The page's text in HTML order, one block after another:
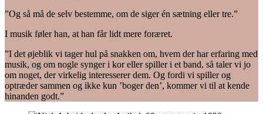
”Og så må de selv bestemme, om de siger én sætning eller tre.”
I musik føler han, at han får lidt mere foræret.
”I det øjeblik vi tager hul på snakken om, hvem der har erfaring med
musik, og om nogle synger i kor eller spiller i et band, så taler vi jo
om noget, der virkelig interesserer dem. Og fordi vi spiller og
optræder sammen og ikke kun ’boger den’, kommer vi til at kende
hinanden godt.”